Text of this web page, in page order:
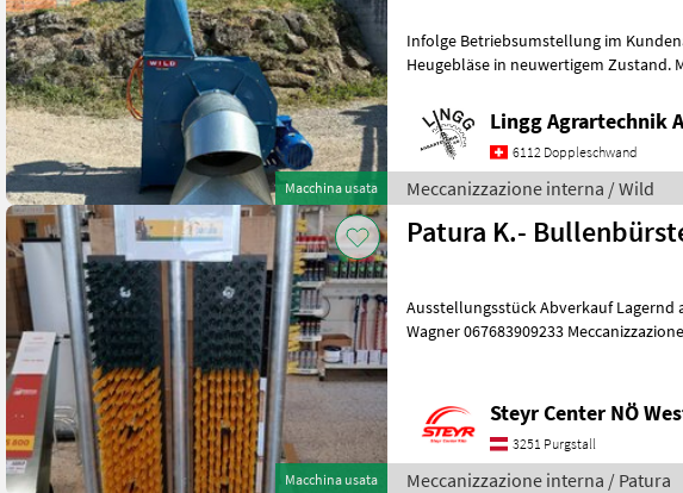
Macchina usata
Infolge Betriebsumstellung im
Heugebläse in neuwertigem Zustand.
Lingg Agrartechnik
6112 Doppleschwand
Meccanizzazione interna / Wild
Macchina usata
Patura K.-
Ausstellungsstück Abverkauf
Wagner 067683909233 Meccanizzazione interna Strumenti per
Steyr Center NÖ
3251 Purgstall
Meccanizzazione interna / Patura